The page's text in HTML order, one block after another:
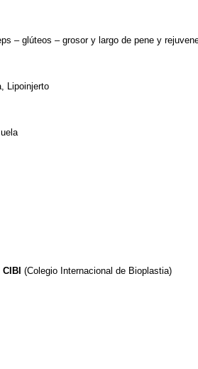
– glúteos – grosor y largo de pene y
Lipoinjerto
CIBI (Colegio Internacional de Bioplastia)